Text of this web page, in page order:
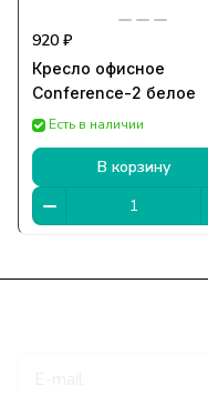
920 ₽
Кресло офисное
Conference-2 белое
Есть в наличии
В корзину